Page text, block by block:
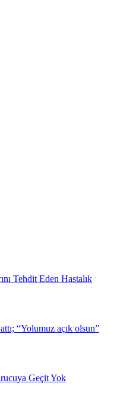
Tehdit Eden Hastalık
“Yolumuz açık olsun”
Geçit Yok